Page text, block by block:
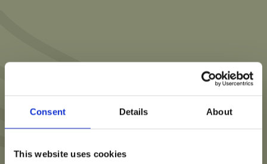
Consent Details About
This website uses cookies